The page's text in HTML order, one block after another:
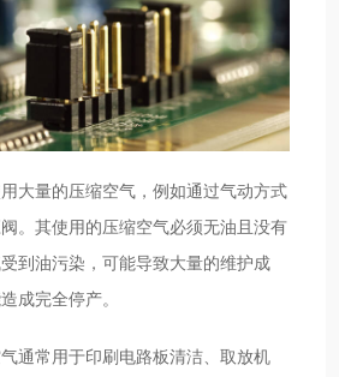
大量的压缩空气，例如通过气动方式
。其使用的压缩空气必须无油且没有
到油污染，可能导致大量的维护成
成完全停产。
通常用于印刷电路板清洁、取放机